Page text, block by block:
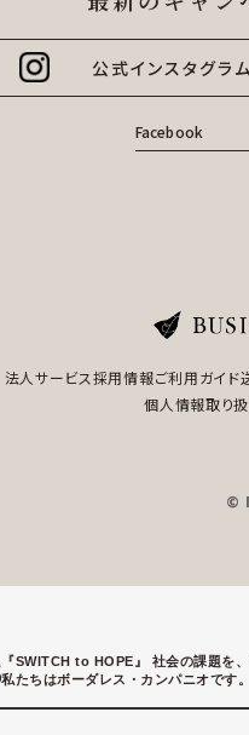
公式インスタグラム
Facebook
法人サービス採用情報ご利用ガイド
個人情報取り
©
『SWITCH to HOPE』
社会の課題を
私たちはボーダレス・カンパニオです。